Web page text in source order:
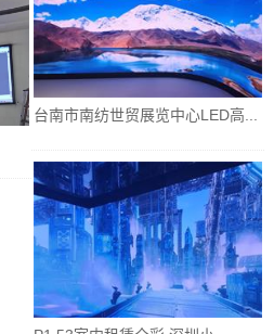
台南市南纺世贸展览中心LED高...